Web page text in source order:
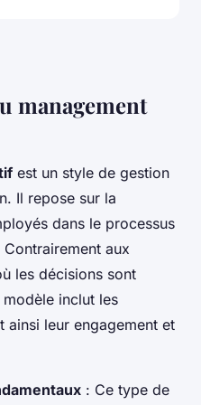
management
est un style de gestion
Il repose sur la
dans le processus
aux
les décisions sont
inclut les
ainsi leur engagement et
: Ce type de